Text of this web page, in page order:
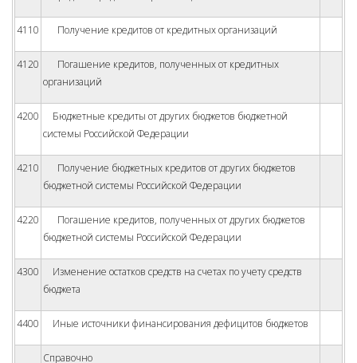
4110 Получение кредитов от кредитных организаций
4120
Погашение кредитов, полученных от кредитных
организаций
4200
Бюджетные кредиты от других бюджетов бюджетной
системы Российской Федерации
4210
Получение бюджетных кредитов от других бюджетов
бюджетной системы Российской Федерации
4220
Погашение кредитов, полученных от других бюджетов
бюджетной системы Российской Федерации
4300
Изменение остатков средств на счетах по учету средств
бюджета
4400 Иные источники финансирования дефицитов бюджетов
Справочно